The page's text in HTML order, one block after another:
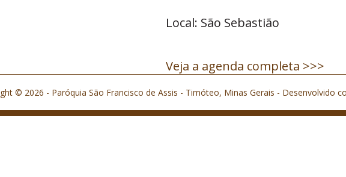
Local: São Sebastião
Veja a agenda completa >>>
© 2026 - Paróquia São Francisco de Assis - Timóteo, Minas Gerais - Desenvolvido